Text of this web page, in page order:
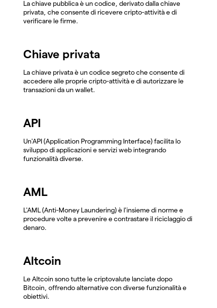
La chiave pubblica è un codice, derivato dalla chiave
privata, che consente di ricevere cripto-attività e di
verificare le firme.
Chiave privata
La chiave privata è un codice segreto che consente di
accedere alle proprie cripto-attività e di autorizzare le
transazioni da un wallet.
API
Un'API (Application Programming Interface) facilita lo
sviluppo di applicazioni e servizi web integrando
funzionalità diverse.
AML
L'AML (Anti-Money Laundering) è l'insieme di norme e
procedure volte a prevenire e contrastare il riciclaggio di
denaro.
Altcoin
Le Altcoin sono tutte le criptovalute lanciate dopo
Bitcoin, offrendo alternative con diverse funzionalità e
obiettivi.